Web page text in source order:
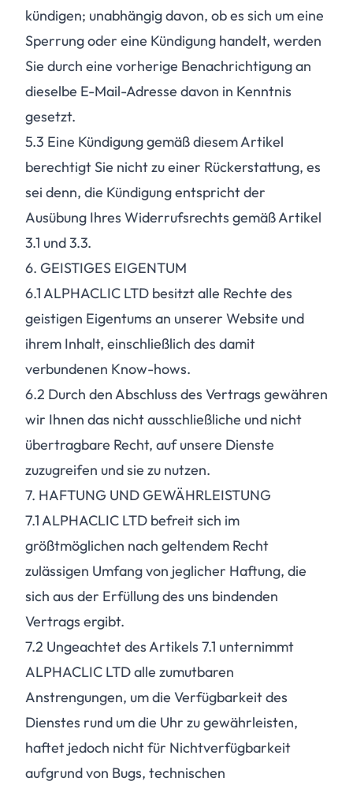
kündigen; unabhängig davon, ob es sich um eine
Sperrung oder eine Kündigung handelt, werden
Sie durch eine vorherige Benachrichtigung an
dieselbe E-Mail-Adresse davon in Kenntnis
gesetzt.
5.3 Eine Kündigung gemäß diesem Artikel
berechtigt Sie nicht zu einer Rückerstattung, es
sei denn, die Kündigung entspricht der
Ausübung Ihres Widerrufsrechts gemäß Artikel
3.1 und 3.3.
6. GEISTIGES EIGENTUM
6.1ALPHACLIC LTD besitzt alle Rechte des
geistigen Eigentums an unserer Website und
ihrem Inhalt, einschließlich des damit
verbundenen Know-hows.
6.2 Durch den Abschluss des Vertrags gewähren
wir Ihnen das nicht ausschließliche und nicht
übertragbare Recht, auf unsere Dienste
zuzugreifen und sie zu nutzen.
7. HAFTUNG UND GEWÄHRLEISTUNG
7.1ALPHACLIC LTD befreit sich im
größtmöglichen nach geltendem Recht
zulässigen Umfang von jeglicher Haftung, die
sich aus der Erfüllung des uns bindenden
Vertrags ergibt.
7.2 Ungeachtet des Artikels 7.1 unternimmt
ALPHACLIC LTD alle zumutbaren
Anstrengungen, um die Verfügbarkeit des
Dienstes rund um die Uhr zu gewährleisten,
haftet jedoch nicht für Nichtverfügbarkeit
aufgrund von Bugs, technischen